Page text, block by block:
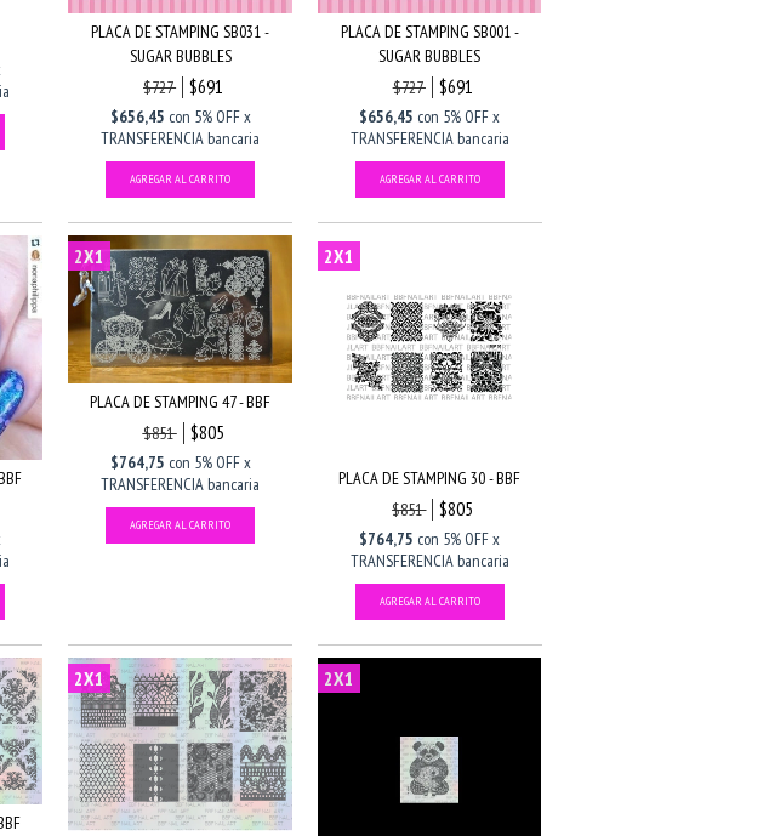
PLACA DE STAMPING SB031 -
SUGAR BUBBLES
$727
$691
$656,45 con 5% OFF x
TRANSFERENCIA bancaria
PLACA DE STAMPING SB001 -
SUGAR BUBBLES
$727
$691
$656,45 con 5% OFF x
TRANSFERENCIA bancaria
2X1
PLACA DE STAMPING 47 - BBF
$851
$805
$764,75 con 5% OFF x
TRANSFERENCIA bancaria
2X1
PLACA DE STAMPING 30 - BBF
$851
$805
$764,75 con 5% OFF x
TRANSFERENCIA bancaria
2X1 2X1